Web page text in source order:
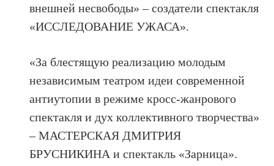
внешней несвободы» – создатели спектакля
«ИССЛЕДОВАНИЕ УЖАСА».
«За блестящую реализацию молодым
независимым театром идеи современной
антиутопии в режиме кросс-жанрового
спектакля и дух коллективного творчества»
– МАСТЕРСКАЯ ДМИТРИЯ
БРУСНИКИНА и спектакль «Зарница».